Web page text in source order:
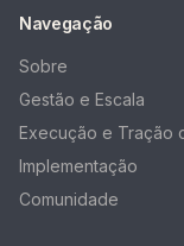
Navegação
Sobre
Gestão e Escala
Execução e Tração
Implementação
Comunidade